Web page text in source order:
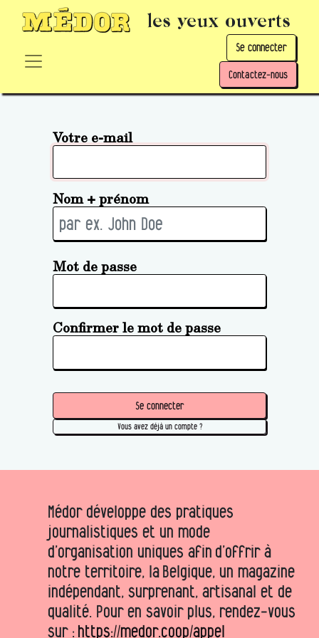
les yeux ouverts
Se connecter
Contactez-nous
Votre e-mail
Nom + prénom
Mot de passe
Confirmer le mot de passe
Se connecter
Vous avez déjà un compte ?
Médor développe des pratiques
journalistiques et un mode
d’organisation uniques afin d’offrir à
notre territoire, la Belgique, un magazine
indépendant, surprenant, artisanal et de
qualité. Pour en savoir plus, rendez-vous
sur : https://medor.coop/appel